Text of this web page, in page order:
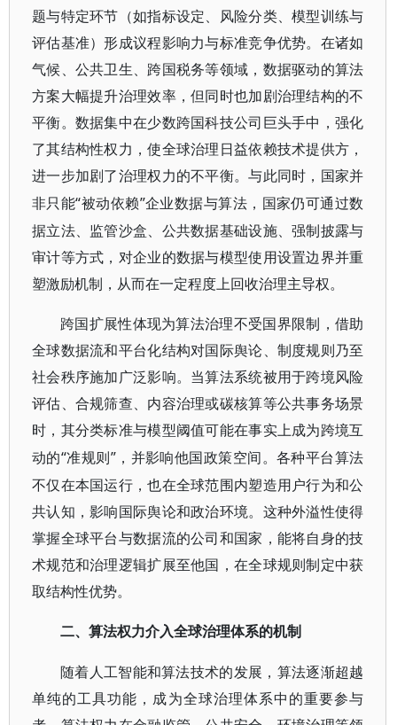
题与特定环节（如指标设定、风险分类、模型训练与
评估基准）形成议程影响力与标准竞争优势。在诸如
气候、公共卫生、跨国税务等领域，数据驱动的算法
方案大幅提升治理效率，但同时也加剧治理结构的不
平衡。数据集中在少数跨国科技公司巨头手中，强化
了其结构性权力，使全球治理日益依赖技术提供方，
进一步加剧了治理权力的不平衡。与此同时，国家并
非只能“被动依赖”企业数据与算法，国家仍可通过数
据立法、监管沙盒、公共数据基础设施、强制披露与
审计等方式，对企业的数据与模型使用设置边界并重
塑激励机制，从而在一定程度上回收治理主导权。
跨国扩展性体现为算法治理不受国界限制，借助
全球数据流和平台化结构对国际舆论、制度规则乃至
社会秩序施加广泛影响。当算法系统被用于跨境风险
评估、合规筛查、内容治理或碳核算等公共事务场景
时，其分类标准与模型阈值可能在事实上成为跨境互
动的“准规则”，并影响他国政策空间。各种平台算法
不仅在本国运行，也在全球范围内塑造用户行为和公
共认知，影响国际舆论和政治环境。这种外溢性使得
掌握全球平台与数据流的公司和国家，能将自身的技
术规范和治理逻辑扩展至他国，在全球规则制定中获
取结构性优势。
二、算法权力介入全球治理体系的机制
随着人工智能和算法技术的发展，算法逐渐超越
单纯的工具功能，成为全球治理体系中的重要参与